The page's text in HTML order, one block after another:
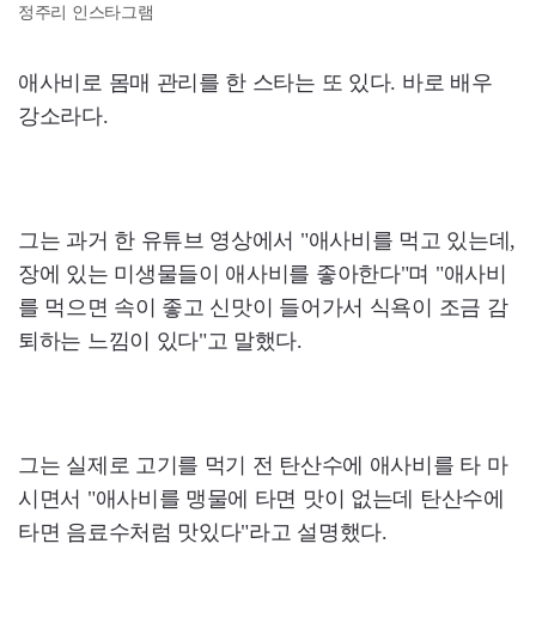
정주리 인스타그램
애사비로 몸매 관리를 한 스타는 또 있다. 바로 배우
강소라다.
그는 과거 한 유튜브 영상에서 "애사비를 먹고 있는데,
장에 있는 미생물들이 애사비를 좋아한다"며 "애사비
를 먹으면 속이 좋고 신맛이 들어가서 식욕이 조금 감
퇴하는 느낌이 있다"고 말했다.
그는 실제로 고기를 먹기 전 탄산수에 애사비를 타 마
시면서 "애사비를 맹물에 타면 맛이 없는데 탄산수에
타면 음료수처럼 맛있다"라고 설명했다.